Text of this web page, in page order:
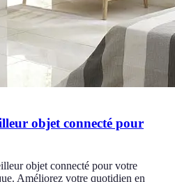
objet connecté pour
objet connecté pour votre
Améliorez votre quotidien en